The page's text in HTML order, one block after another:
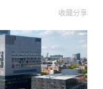
收藏分享